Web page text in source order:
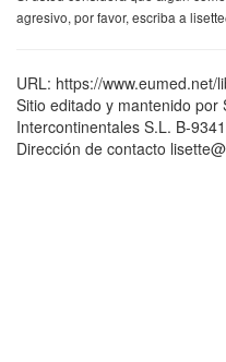
agresivo, por favor, escriba a
URL: https://www.eumed.net/
Sitio editado y mantenido por
Intercontinentales S.L. B-
Dirección de contacto